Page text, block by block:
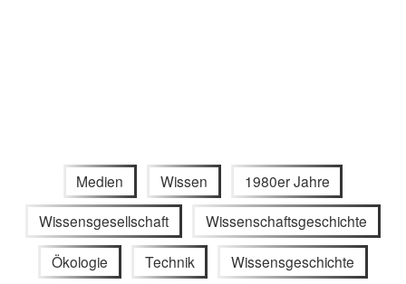
Medien Wissen 1980er Jahre
Wissensgesellschaft Wissenschaftsgeschichte
Ökologie Technik Wissensgeschichte